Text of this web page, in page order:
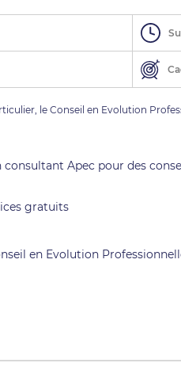
le Conseil en Evolution
Apec pour des
gratuits
en Evolution